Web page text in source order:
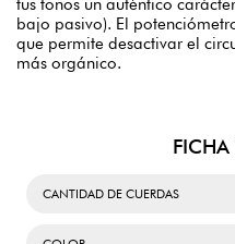
tus tonos un auténtico
bajo pasivo). El
que permite desactivar el
más orgánico.
FICHA
CANTIDAD DE CUERDAS